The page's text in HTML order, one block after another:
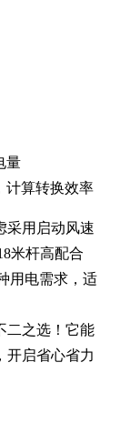
量
计算转换效率
采用启动风速
米杆高配合
用电需求，适
二之选！它能
开启省心省力